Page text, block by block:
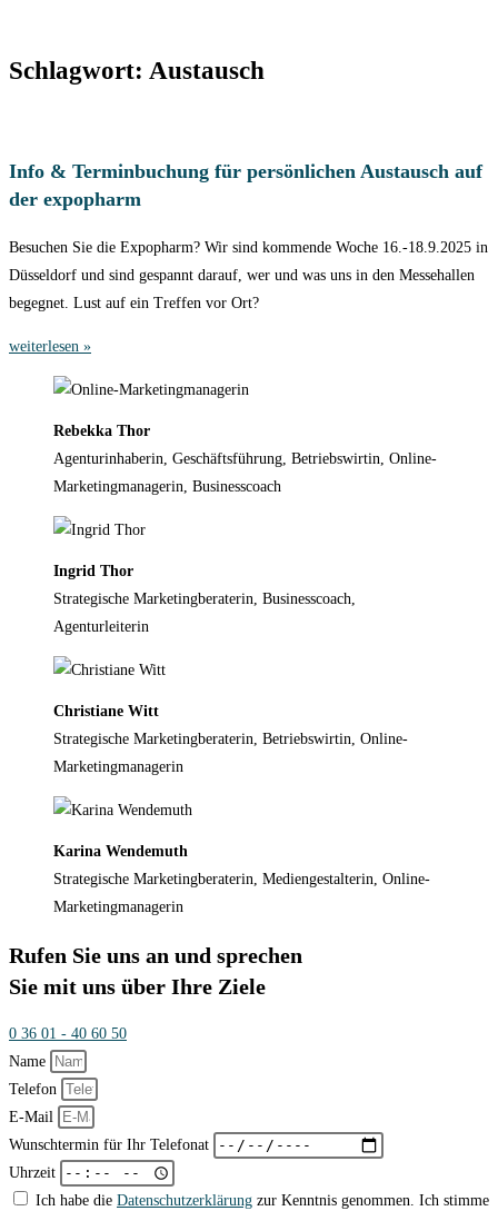
Schlagwort: Austausch
Info & Terminbuchung für persönlichen Austausch auf
der expopharm
Besuchen Sie die Expopharm? Wir sind kommende Woche 16.-18.9.2025 in
Düsseldorf und sind gespannt darauf, wer und was uns in den Messehallen
begegnet. Lust auf ein Treffen vor Ort?
weiterlesen »
Rebekka Thor
Agenturinhaberin, Geschäftsführung, Betriebswirtin, Online-
Marketingmanagerin, Businesscoach
Ingrid Thor
Strategische Marketingberaterin, Businesscoach,
Agenturleiterin
Christiane Witt
Strategische Marketingberaterin, Betriebswirtin, Online-
Marketingmanagerin
Karina Wendemuth
Strategische Marketingberaterin, Mediengestalterin, Online-
Marketingmanagerin
Rufen Sie uns an und sprechen
Sie mit uns über Ihre Ziele
0 36 01 - 40 60 50
Name
Telefon
E-Mail
Wunschtermin für Ihr Telefonat
Uhrzeit
Ich habe die Datenschutzerklärung zur Kenntnis genommen. Ich stimme